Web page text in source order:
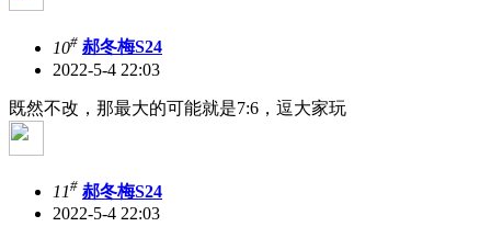
10# 郝冬梅S24
2022-5-4 22:03
既然不改，那最大的可能就是7:6，逗大家玩
11# 郝冬梅S24
2022-5-4 22:03